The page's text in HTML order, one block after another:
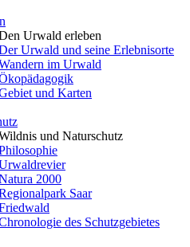
Urwald erleben
Urwald und seine Erlebnisorte
im Urwald
und Karten
und Naturschutz
2000
Saar
des Schutzgebietes